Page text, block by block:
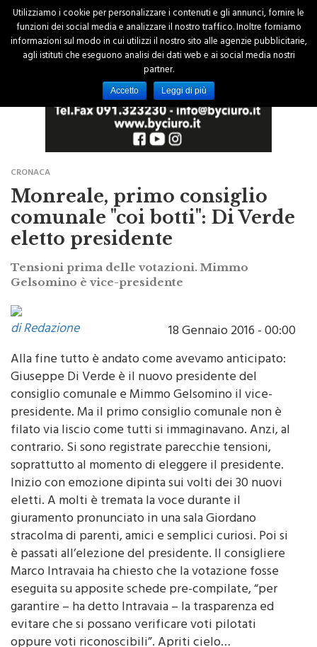
CRONACA
Monreale, primo consiglio
comunale "coi botti": Di Verde
eletto presidente
Tensioni prima delle votazioni. Mimmo
Gelsomino è vice-presidente
di Redazione
Alla fine tutto è andato come avevamo anticipato:
Giuseppe Di Verde è il nuovo presidente del
consiglio comunale e Mimmo Gelsomino il vice-
presidente. Ma il primo consiglio comunale non è
filato via liscio come tutti si immaginavano. Anzi, al
contrario. Si sono registrate parecchie tensioni,
soprattutto al momento di eleggere il presidente.
Inizio con emozione dipinta sui volti dei 30 nuovi
eletti. A molti è tremata la voce durante il
giuramento pronunciato in una sala Giordano
stracolma di parenti, amici e semplici curiosi. Poi si
è passati all’elezione del presidente. Il consigliere
Marco Intravaia ha chiesto che la votazione fosse
eseguita su apposite schede pre-compilate, “per
garantire – ha detto Intravaia – la trasparenza ed
evitare che si possano verificare voti pilotati
oppure voti riconoscibili”. Apriti cielo…
Utilizziamo i cookie per personalizzare i contenuti e gli annunci, fornire le
funzioni dei social media e analizzare il nostro traffico. Inoltre forniamo
informazioni sul modo in cui utilizzi il nostro sito alle agenzie pubblicitarie,
agli istituti che eseguono analisi dei dati web e ai social media nostri
partner.
Accetto Leggi di più